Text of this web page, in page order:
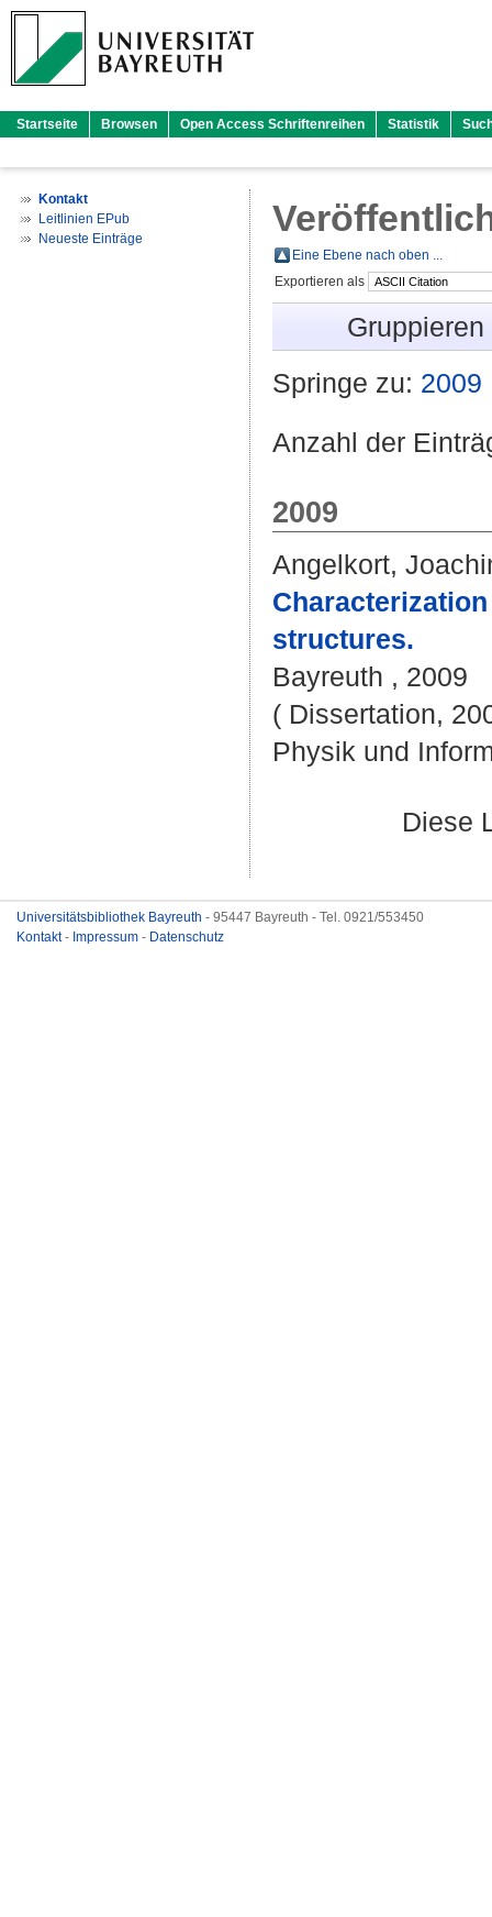
Startseite Browsen Open Access Schriftenreihen Statistik
Kontakt
Leitlinien EPub
Neueste Einträge
Eine Ebene nach oben ...
Exportieren als
Springe zu: 2009
Anzahl der
2009
Angelkort,
structures.
Bayreuth , 2009
( Dissertation,
Physik und
Diese
Universitätsbibliothek Bayreuth - 95447 Bayreuth - Tel. 0921/553450
Kontakt- Impressum - Datenschutz